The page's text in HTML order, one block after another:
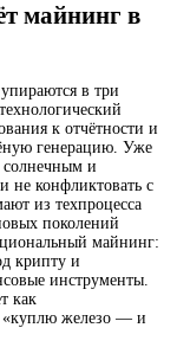
майнинг в
в три
к отчётности и
генерацию. Уже
солнечным и
не конфликтовать с
из техпроцесса
поколений
майнинг:
крипту и
инструменты.
как
«куплю железо — и